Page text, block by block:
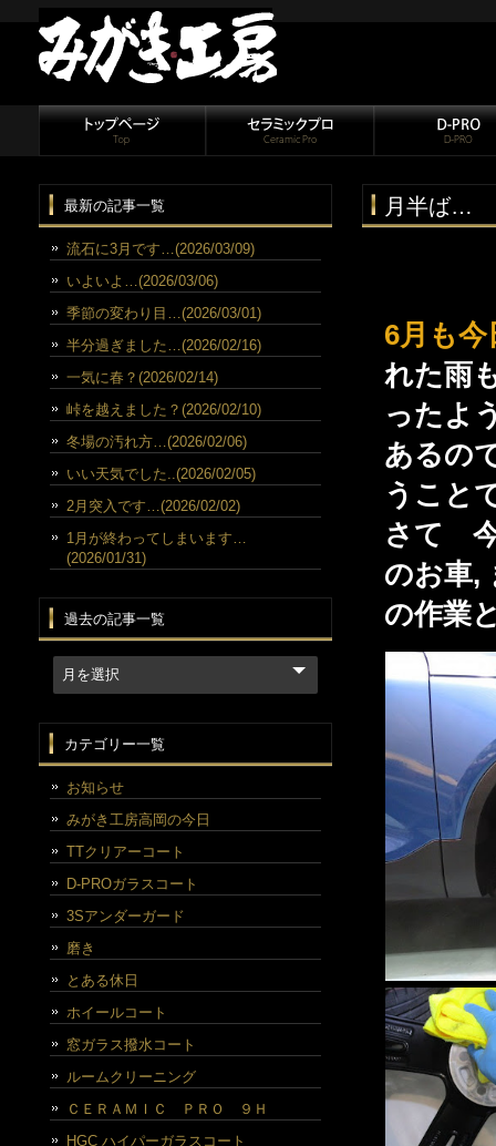
月半ば…
6月も
れた雨
ったよ
あるの
うこと
さて
のお車,
の作業
最新の記事一覧
流石に3月です…(2026/03/09)
いよいよ…(2026/03/06)
季節の変わり目…(2026/03/01)
半分過ぎました…(2026/02/16)
一気に春？(2026/02/14)
峠を越えました？(2026/02/10)
冬場の汚れ方…(2026/02/06)
いい天気でした..(2026/02/05)
2月突入です…(2026/02/02)
1月が終わってしまいます…
(2026/01/31)
過去の記事一覧
カテゴリー一覧
お知らせ
みがき工房高岡の今日
TTクリアーコート
D-PROガラスコート
3Sアンダーガード
磨き
とある休日
ホイールコート
窓ガラス撥水コート
ルームクリーニング
ＣＥＲＡＭＩＣ ＰＲＯ ９Ｈ
HGC ハイパーガラスコート